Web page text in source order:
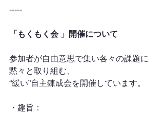
-----
「もくもく会 」開催について
参加者が自由意思で集い各々の課題に
黙々と取り組む、
“緩い”自主錬成会を開催しています。
・趣旨：